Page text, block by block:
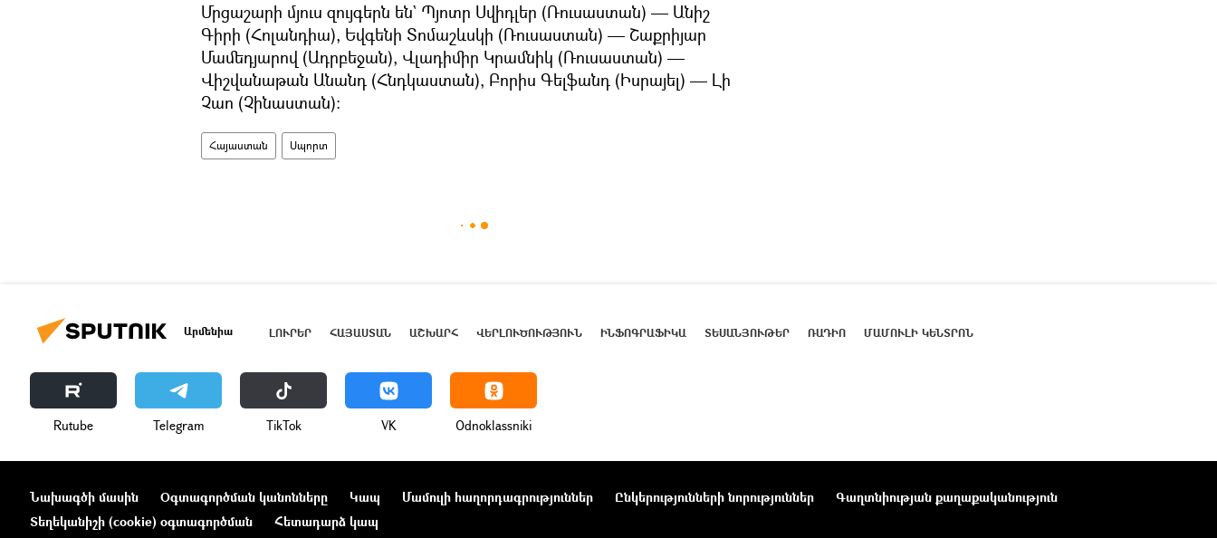
Մրցաշարի մյուս զույգերն են` Պյոտր Սվիդլեր (Ռուսաստան) — Անիշ
Գիրի (Հոլանդիա), Եվգենի Տոմաշևսկի (Ռուսաստան) — Շաքրիյար
Մամեդյարով (Ադրբեջան), Վլադիմիր Կրամնիկ (Ռուսաստան) —
Վիշվանաթան Անանդ (Հնդկաստան), Բորիս Գելֆանդ (Իսրայել) — Լի
Չաո (Չինաստան)։
Հայաստան Սպորտ
Արմենիա ԼՈՒՐԵՐ ՀԱՅԱՍՏԱՆ ԱՇԽԱՐՀ ՎԵՐԼՈՒԾՈՒԹՅՈՒՆ ԻՆՖՈԳՐԱՖԻԿԱ ՏԵՍԱՆՅՈՒԹԵՐ ՌԱԴԻՈ ՄԱՄՈՒԼԻ ԿԵՆՏՐՈՆ
Rutube Telegram ТikТоk VK Odnoklassniki
Նախագծի մասին Օգտագործման կանոնները Կապ Մամուլի հաղորդագրություններ Ընկերությունների նորություններ
Գաղտնիության քաղաքականություն
Տեղեկանիշի (cookie) օգտագործման
Հետադարձ կապ